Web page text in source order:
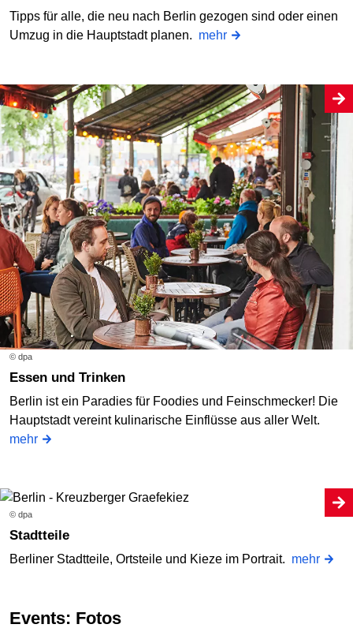
Tipps für alle, die neu nach Berlin gezogen sind oder einen
Umzug in die Hauptstadt planen. mehr
© dpa
Essen und Trinken
Berlin ist ein Paradies für Foodies und Feinschmecker! Die
Hauptstadt vereint kulinarische Einflüsse aus aller Welt.
mehr
© dpa
Stadtteile
Berliner Stadtteile, Ortsteile und Kieze im Portrait. mehr
Events: Fotos